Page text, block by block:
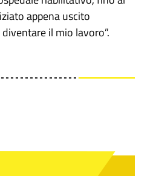
appena uscito
il mio lavoro”.